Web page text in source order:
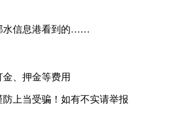
水信息港看到的……
、押金等费用
上当受骗！如有不实请举报